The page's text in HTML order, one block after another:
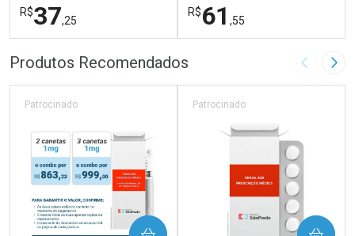
R$37,25
FECHAR
Laboratório
FECHAR
Por Menos
R$61 ,55
Laboratório
Por Menos
Produtos Recomendados Imagem
Patrocinado Patrocinado